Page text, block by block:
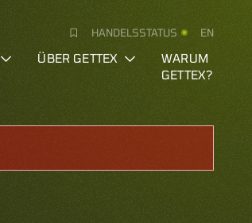
HANDELSSTATUS EN
ÜBER GETTEX
WARUM
GETTEX?